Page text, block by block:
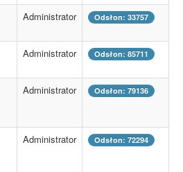
Administrator Odsłon: 33757
Administrator Odsłon: 85711
Administrator Odsłon: 79136
Administrator Odsłon: 72294